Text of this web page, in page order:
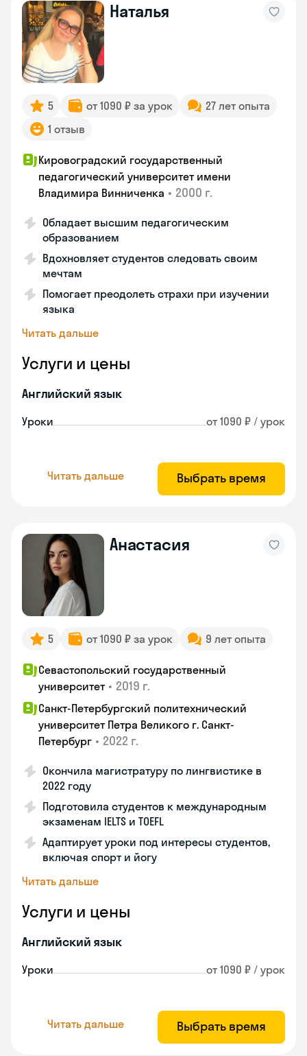
Наталья
5 от 1090 ₽ за урок
27 лет опыта
1 отзыв
Кировоградский государственный
педагогический университет имени
Владимира Винниченка • 2000 г.
Обладает высшим педагогическим
образованием
Вдохновляет студентов следовать своим
мечтам
Помогает преодолеть страхи при изучении
языка
Читать дальше
Услуги и цены
Английский язык
Уроки от 1090 ₽ / урок
Читать дальше Выбрать время
Анастасия
5 от 1090 ₽ за урок 9 лет опыта
Севастопольский государственный
университет • 2019 г.
Санкт-Петербургский политехнический
университет Петра Великого г. Санкт-
Петербург • 2022 г.
Окончила магистратуру по лингвистике в
2022 году
Подготовила студентов к международным
экзаменам IELTS и TOEFL
Адаптирует уроки под интересы студентов,
включая спорт и йогу
Читать дальше
Услуги и цены
Английский язык
Уроки от 1090 ₽ / урок
Читать дальше Выбрать время